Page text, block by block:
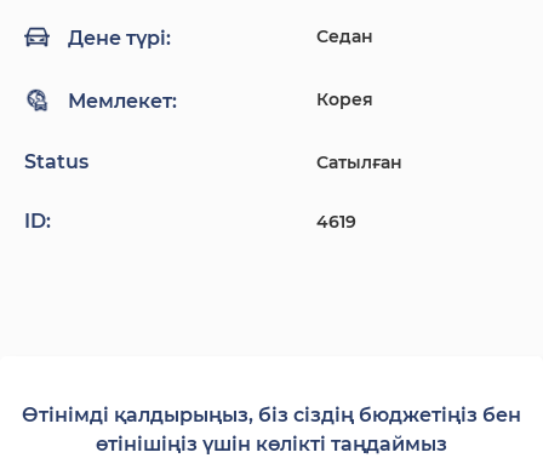
Дене түрі: Седан
Мемлекет: Корея
Status Сатылған
ID: 4619
Өтінімді қалдырыңыз, біз сіздің бюджетіңіз бен
өтінішіңіз үшін көлікті таңдаймыз